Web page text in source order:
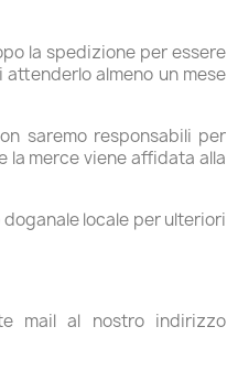
la spedizione per essere
almeno un mese
saremo responsabili per
merce viene affidata alla
locale per ulteriori
mail al nostro indirizzo